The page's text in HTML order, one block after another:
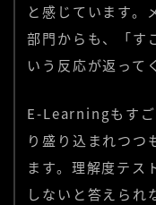
と感じています。
部門からも、「す
いう反応が返って
E-Learningもすご
り盛り込まれつつ
ます。理解度テス
しないと答えられ